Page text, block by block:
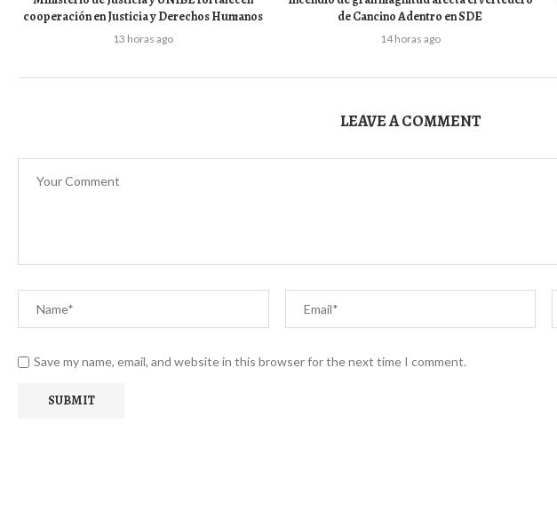
cooperación en Justicia y Derechos Humanos
13 horas ago
de Cancino Adentro en SDE
14 horas ago
LEAVE A COMMENT
Save my name, email, and website in this browser for the next time I comment.